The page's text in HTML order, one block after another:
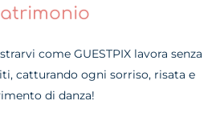
come GUESTPIX lavora senza
catturando ogni sorriso, risata e
di danza!